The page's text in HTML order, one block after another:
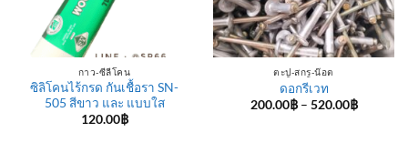
กาว-ซีลีโคน
ซิลิโคนไร้กรด กันเชื้อรา SN-
505 สีขาว และ แบบใส
120.00฿
ตะปู-สกรู-น๊อต
ดอกรีเวท
200.00฿ – 520.00฿Price